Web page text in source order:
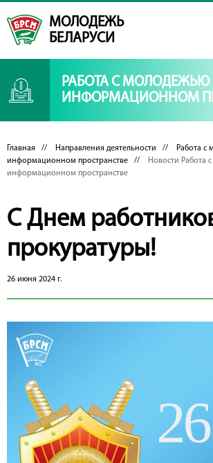
МОЛОДЕЖЬ
БЕЛАРУСИ
РАБОТА С МОЛОДЕЖЬЮ
ИНФОРМАЦИОННОМ
Главная // Направления деятельности //
Работа с
информационном пространстве //
Новости Работа
информационном пространстве
С Днем
прокуратуры!
26 июня 2024 г.